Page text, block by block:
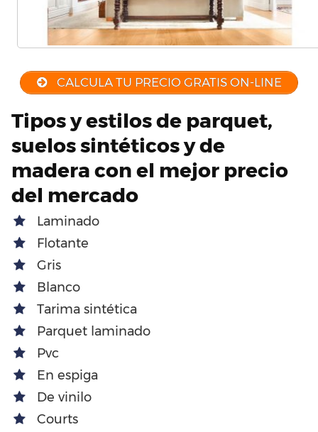
CALCULA TU PRECIO GRATIS ON-LINE
Tipos y estilos de parquet,
suelos sintéticos y de
madera con el mejor precio
del mercado
Laminado
Flotante
Gris
Blanco
Tarima sintética
Parquet laminado
Pvc
En espiga
De vinilo
Courts